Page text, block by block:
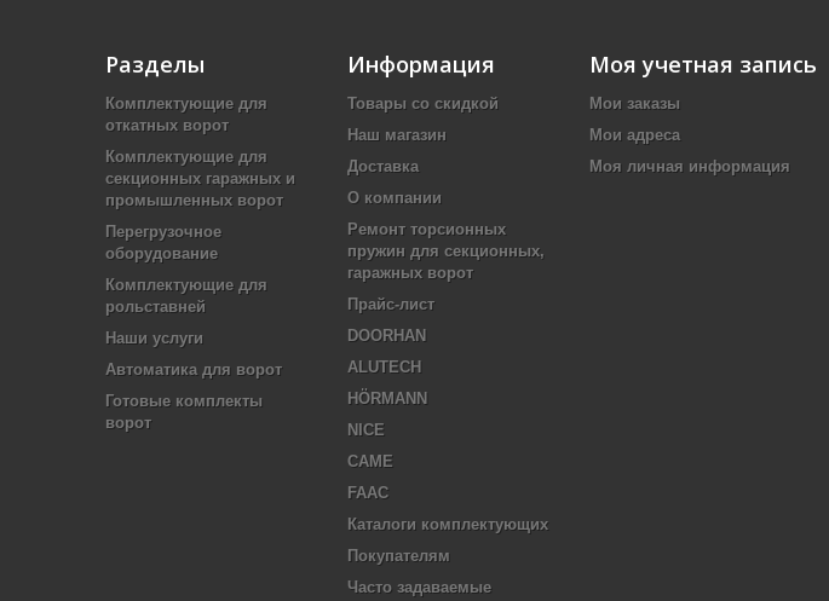
Разделы
Комплектующие для
откатных ворот
Комплектующие для
секционных гаражных и
промышленных ворот
Перегрузочное
оборудование
Комплектующие для
рольставней
Наши услуги
Автоматика для ворот
Готовые комплекты
ворот
Информация
Товары со скидкой
Наш магазин
Доставка
О компании
Ремонт торсионных
пружин для секционных,
гаражных ворот
Прайс-лист
DOORHAN
ALUTECH
HÖRMANN
NICE
CAME
FAAC
Каталоги комплектующих
Покупателям
Часто задаваемые
Моя учетная запись
Мои заказы
Мои адреса
Моя личная информация